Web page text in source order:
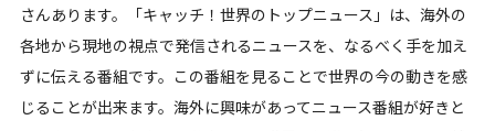
さんあります。「キャッチ！世界のトップニュース」は、海外の
各地から現地の視点で発信されるニュースを、なるべく手を加え
ずに伝える番組です。この番組を見ることで世界の今の動きを感
じることが出来ます。海外に興味があってニュース番組が好きと